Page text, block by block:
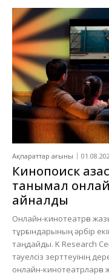
Ақпараттар ағыны
Кинопоиск
танымал
айналды
Онлайн-кинотеатрға
тұрғындарының әрбір
таңдайды. K Research
тәуелсіз зерттеуінің
онлайн-кинотеатрларға